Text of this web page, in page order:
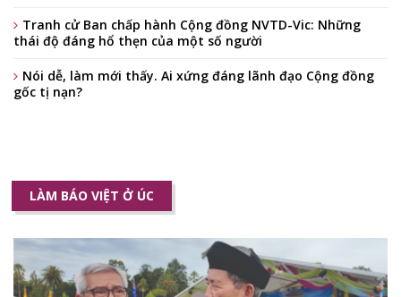
Tranh cử Ban chấp hành Cộng đồng NVTD-Vic: Những
thái độ đáng hổ thẹn của một số người
Nói dễ, làm mới thấy. Ai xứng đáng lãnh đạo Cộng đồng
gốc tị nạn?
LÀM BÁO VIỆT Ở ÚC